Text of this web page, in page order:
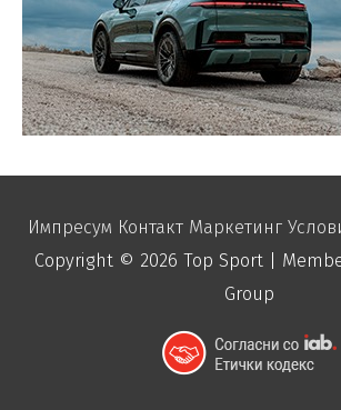
Импресум Контакт Маркетинг
Copyright © 2026 Top Sport|
Group